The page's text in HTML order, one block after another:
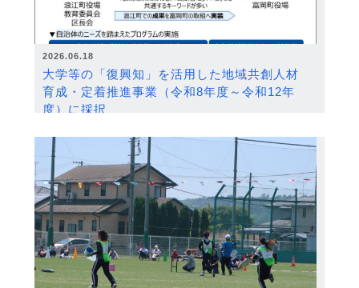
2026.06.18
大学等の「復興知」を活用した地域共創人材
育成・定着推進事業（令和8年度～令和12年
度）に採択